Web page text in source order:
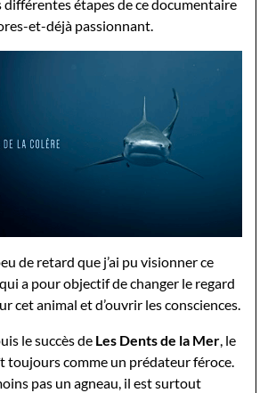
différentes étapes de ce documentaire
et-déjà passionnant.
de retard que j’ai pu visionner ce
a pour objectif de changer le regard
cet animal et d’ouvrir les consciences.
le succès de Les Dents de la Mer, le
toujours comme un prédateur féroce.
pas un agneau, il est surtout